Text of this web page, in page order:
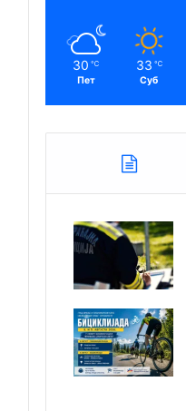
30 ℃
Пет
33 ℃
Суб